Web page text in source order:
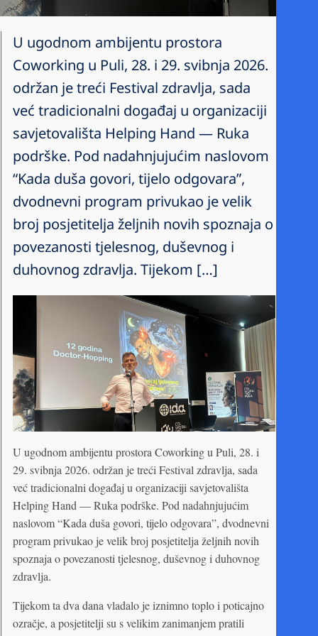
U ugodnom ambijentu prostora
Coworking u Puli, 28. i 29. svibnja 2026.
održan je treći Festival zdravlja, sada
već tradicionalni događaj u organizaciji
savjetovališta Helping Hand — Ruka
podrške. Pod nadahnjujućim naslovom
“Kada duša govori, tijelo odgovara”,
dvodnevni program privukao je velik
broj posjetitelja željnih novih spoznaja o
povezanosti tjelesnog, duševnog i
duhovnog zdravlja. Tijekom […]
U ugodnom ambijentu prostora Coworking u Puli, 28. i
29. svibnja 2026. održan je treći Festival zdravlja, sada
već tradicionalni događaj u organizaciji savjetovališta
Helping Hand — Ruka podrške. Pod nadahnjujućim
naslovom “Kada duša govori, tijelo odgovara”, dvodnevni
program privukao je velik broj posjetitelja željnih novih
spoznaja o povezanosti tjelesnog, duševnog i duhovnog
zdravlja.
Tijekom ta dva dana vladalo je iznimno toplo i poticajno
ozračje, a posjetitelji su s velikim zanimanjem pratili